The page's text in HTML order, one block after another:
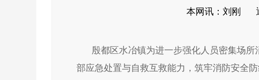
本网讯：刘刚
殷都区水冶镇为进一步强化人员密集场所
部应急处置与自救互救能力，筑牢消防安全